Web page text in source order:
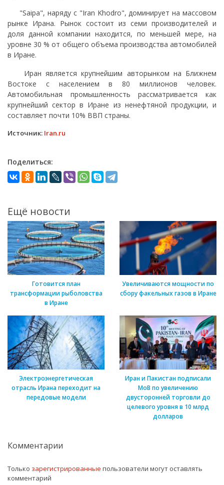
"Saipa", наряду с "Iran Khodro", доминирует на массовом
рынке Ирана. Рынок состоит из семи производителей и
доля данной компании находится, по меньшей мере, на
уровне 30 % от общего объема производства автомобилей
в Иране.
Иран является крупнейшим авторынком на Ближнем
Востоке с населением в 80 миллионов человек.
Автомобильная промышленность рассматривается как
крупнейший сектор в Иране из ненефтяной продукции, и
составляет почти 10% ВВП страны.
Источник: Iran.ru
Поделиться:
Ещё новости
Готовится план
трансформации рыболовства
в Иране
Увеличиваются мощности по
сбору факельных газов в Иране
Электроэнергетическая
отрасль Ирана переходит на
передовые модели
Иран и Пакистан подписали
МоВ по увеличению
двусторонней торговли до
целевого уровня в 10 млрд
долларов
Комментарии
Только зарегистрированные пользователи могут оставлять
комментарий